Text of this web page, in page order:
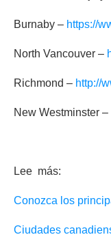
Burnaby – https://
North Vancouver –
Richmond – http://
New Westminster –
Lee más:
Conozca los
Ciudades